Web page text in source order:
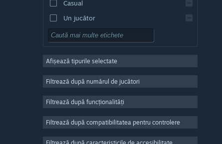
Casual
Un jucător
Simulare
Strategie
2D
Gratuit
Afișează tipurile selectate
Filtrează după numărul de jucători
Filtrează după funcționalități
Filtrează după compatibilitatea pentru controlere